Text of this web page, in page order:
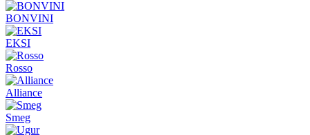
BONVINI
EKSI
Rosso
Alliance
Smeg